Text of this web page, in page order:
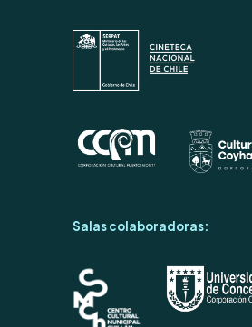
Salas colaboradoras: